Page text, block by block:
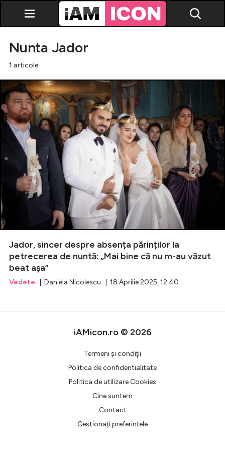
Vedete
Breaking news
Evenimente
Emisiuni TV
Horoscop
Lifestyle
Celebrități
Creează cont
Nunta Jador
1 articole
Jador, sincer despre absența părinților la
petrecerea de nuntă: „Mai bine că nu m-au văzut
beat așa”
Vedete | Daniela Nicolescu | 18 Aprilie 2025, 12:40
iAMicon.ro © 2026
Termeni şi condiţii
Politica de confidentialitate
Politica de utilizare Cookies
Cine suntem
Contact
Gestionați preferințele